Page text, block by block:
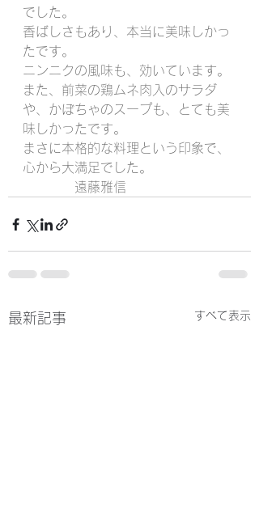
でした。
香ばしさもあり、本当に美味しかっ
たです。
ニンニクの風味も、効いています。
また、前菜の鶏ムネ肉入のサラダ
や、かぼちゃのスープも、とても美
味しかったです。
まさに本格的な料理という印象で、
心から大満足でした。
遠藤雅信
最新記事 すべて表示